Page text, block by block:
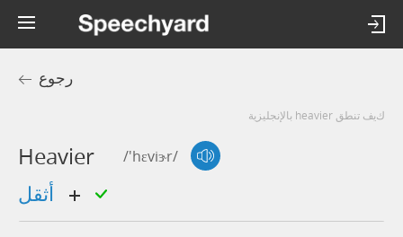
رجوع
كيف تنطق heavier بالإنجليزية
Heavier /'hɛviɝr/